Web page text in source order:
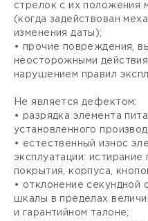
стрелок с их положения
(когда задействован
изменения даты);
• прочие повреждения,
неосторожными
нарушением правил
Не является дефектом:
• разрядка элемента
установленного
• естественный износ
эксплуатации:
покрытия, корпуса,
• отклонение секундной
шкалы в пределах
и гарантийном талоне;